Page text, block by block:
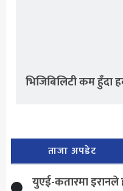
भिजिबिलिटी कम हुँदा
ताजा अपडेट
युएई-कतारमा इरानले